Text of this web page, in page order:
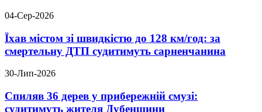
04-Сер-2026
Їхав містом зі швидкістю до 128 км/год: за
смертельну ДТП судитимуть сарненчанина
30-Лип-2026
Спиляв 36 дерев у прибережній смузі:
судитимуть жителя Дубенщини